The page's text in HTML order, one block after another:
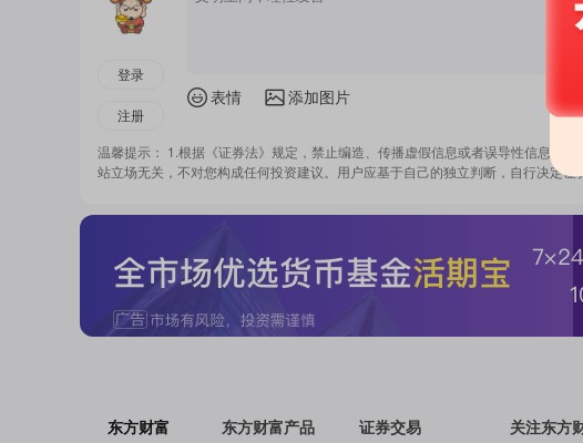
登录
注册
表情 添加图片
温馨提示： 1.根据《证券法》规定，禁止编造、传播虚假信息或者误导性信息，
站立场无关，不对您构成任何投资建议。用户应基于自己的独立判断，自行决定证
东方财富 东方财富产品 证券交易 关注东方